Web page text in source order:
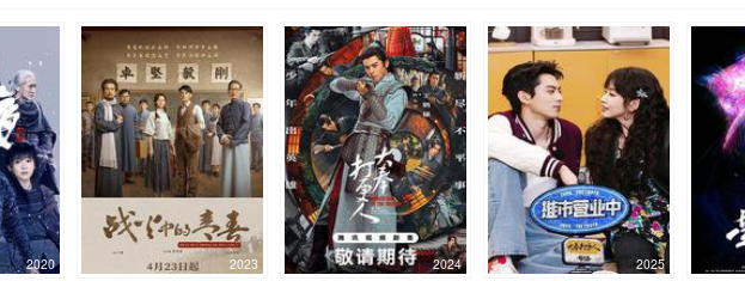
2020 2023 2024 2025